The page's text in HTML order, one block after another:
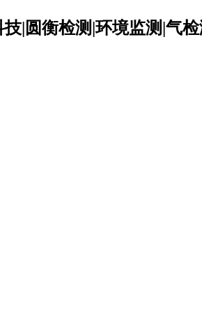
|圆衡检测|环境监测|气